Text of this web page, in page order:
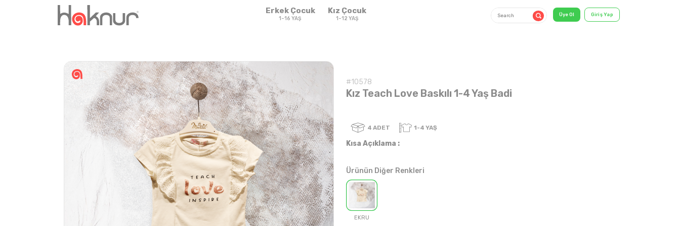
Erkek Çocuk
1-16 YAŞ
Takım
Sweatshirt & T-
Takım
Sweatshirt & T-
#10578
Kız Teach Love Baskılı 1-4 Yaş Badi
Kısa Açıklama :
Ürünün Diğer Renkleri
EKRU